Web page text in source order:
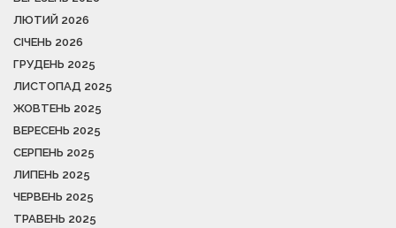
ЛЮТИЙ 2026
СІЧЕНЬ 2026
ГРУДЕНЬ 2025
ЛИСТОПАД 2025
ЖОВТЕНЬ 2025
ВЕРЕСЕНЬ 2025
СЕРПЕНЬ 2025
ЛИПЕНЬ 2025
ЧЕРВЕНЬ 2025
ТРАВЕНЬ 2025